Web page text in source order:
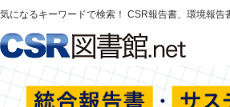
気になるキーワードで検索！ CSR報告書、環境報告